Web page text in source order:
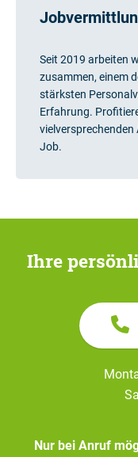
Seit 2019 arbeiten
zusammen, einem
stärksten
Erfahrung.
vielversprechenden
Job.
Ihre
Nur bei Anruf